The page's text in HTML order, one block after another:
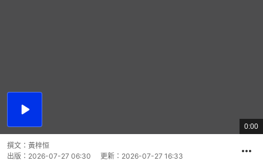
播
總
共
0:00
撰文： 黃梓恒
出版： 2026-07-27 06:30 更新： 2026-07-27 16:33